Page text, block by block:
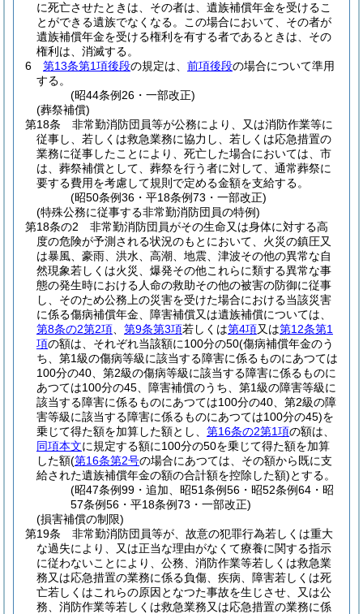
に死亡させたときは、その者は、遺族補償年金を受けるこ
とができる遺族でなくなる。
この場合において、その者が
遺族補償年金を受ける権利を有する者であるときは、その
権利は、消滅する。
6
第13条第1項後段の規定は、 前項後段の場合について準用
する。
(昭44条例26・一部改正)
(葬祭補償)
第18条
非常勤消防団員等が公務により、又は消防作業等に
従事し、若しくは救急業務に協力し、若しくは応急措置の
業務に従事したことにより、死亡した場合においては、市
は、葬祭補償として、葬祭を行う者に対して、通常葬祭に
要する費用を考慮して規則で定める金額を支給する。
(昭50条例36・平18条例73・一部改正)
(特殊公務に従事する非常勤消防団員の特例)
第18条の2
非常勤消防団員がその生命又は身体に対する高
度の危険が予測される状況のもとにおいて、火災の鎮圧又
は暴風、豪雨、洪水、高潮、地震、津波その他の異常な自
然現象若しくは火災、爆発その他これらに類する異常な事
態の発生時における人命の救助その他の被害の防御に従事
し、そのため公務上の災害を受けた場合における当該災害
に係る傷病補償年金、障害補償又は遺族補償については、
第8条の2第2項
第9条第3項若しくは第4項又は第12条第1
項の額は、それぞれ当該額に100分の50(傷病補償年金のう
ち、第1級の傷病等級に該当する障害に係るものにあつては
100分の40、第2級の傷病等級に該当する障害に係るものに
あつては100分の45、障害補償のうち、第1級の障害等級に
該当する障害に係るものにあつては100分の40、第2級の障
害等級に該当する障害に係るものにあつては100分の45)を
乗じて得た額を加算した額とし、 第16条の2第1項の額は、
同項本文に規定する額に100分の50を乗じて得た額を加算
した額(第16条第2号の場合にあつては、その額から既に支
給された遺族補償年金の額の合計額を控除した額)とする。
(昭47条例99・追加、昭51条例56・昭52条例64・昭
57条例56・平18条例73・一部改正)
(損害補償の制限)
第19条
非常勤消防団員等が、故意の犯罪行為若しくは重大
な過失により、又は正当な理由がなくて療養に関する指示
に従わないことにより、公務、消防作業等若しくは救急業
務又は応急措置の業務に係る負傷、疾病、障害若しくは死
亡若しくはこれらの原因となつた事故を生じさせ、又は公
務、消防作業等若しくは救急業務又は応急措置の業務に係